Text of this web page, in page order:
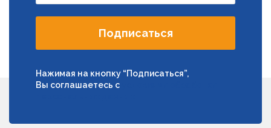
Подписаться
Нажимая на кнопку “Подписаться”,
Вы соглашаетесь с